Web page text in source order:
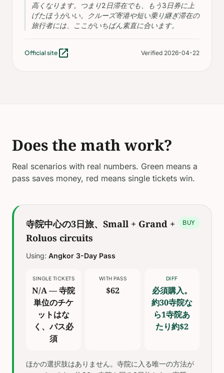
高くなります。つまり2日滞在でも、もう3日券に上
げたほうがいい。クルーズ寄港や短い乗り継ぎ滞在の
旅行者には、ここがいちばん素直に合います。
Official site open_in_new Verified 2026-04-22
Does the math work?
Real scenarios with real numbers. Green means a
pass saves money, red means single tickets win.
寺院中心の3日旅、Small + Grand +
Roluos circuits
BUY
Using: Angkor 3-Day Pass
SINGLE TICKETS
N/A — 寺院
単位のチケ
ットはな
く、パス必
須
WITH PASS
$62
DIFF
必須購入。
約30寺院な
ら1寺院あ
たり約$2
ほかの選択肢はありません。寺院に入る唯一の方法が